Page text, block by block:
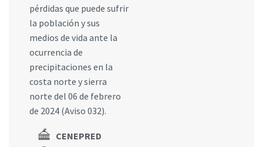
pérdidas que puede sufrir
la población y sus
medios de vida ante la
ocurrencia de
precipitaciones en la
costa norte y sierra
norte del 06 de febrero
de 2024 (Aviso 032).
CENEPRED